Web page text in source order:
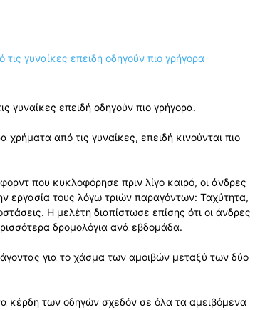
γυναίκες επειδή οδηγούν πιο γρήγορα.
από τις γυναίκες, επειδή κινούνται πιο
που κυκλοφόρησε πριν λίγο καιρό, οι άνδρες
εργασία τους λόγω τριών παραγόντων: Ταχύτητα,
Η μελέτη διαπίστωσε επίσης ότι οι άνδρες
δρομολόγια ανά εβδομάδα.
για το χάσμα των αμοιβών μεταξύ των δύο
κέρδη των οδηγών σχεδόν σε όλα τα αμειβόμενα